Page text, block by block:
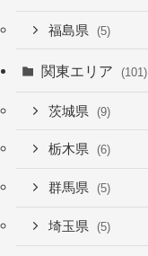
福島県 (5)
関東エリア (101)
茨城県 (9)
栃木県 (6)
群馬県 (5)
埼玉県 (5)